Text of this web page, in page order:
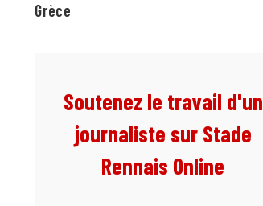
Grèce
Soutenez le travail d'un
journaliste sur Stade
Rennais Online